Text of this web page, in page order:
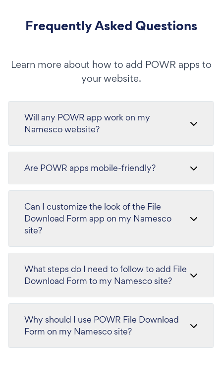
Frequently Asked Questions
Learn more about how to add POWR apps to
your website.
Will any POWR app work on my
Namesco website?
Are POWR apps mobile-friendly?
Can I customize the look of the File
Download Form app on my Namesco
site?
What steps do I need to follow to add File
Download Form to my Namesco site?
Why should I use POWR File Download
Form on my Namesco site?